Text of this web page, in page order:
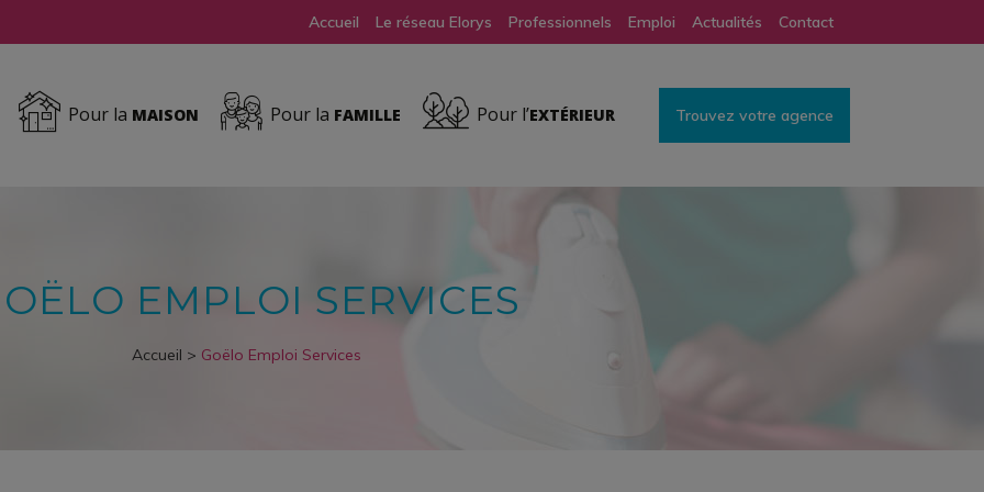
Accueil Le réseau Elorys Professionnels Emploi Actualités Contact
Pour la MAISON Pour la FAMILLE Pour l’EXTÉRIEUR
EMPLOI SERVICES
Accueil > Goëlo Emploi Services